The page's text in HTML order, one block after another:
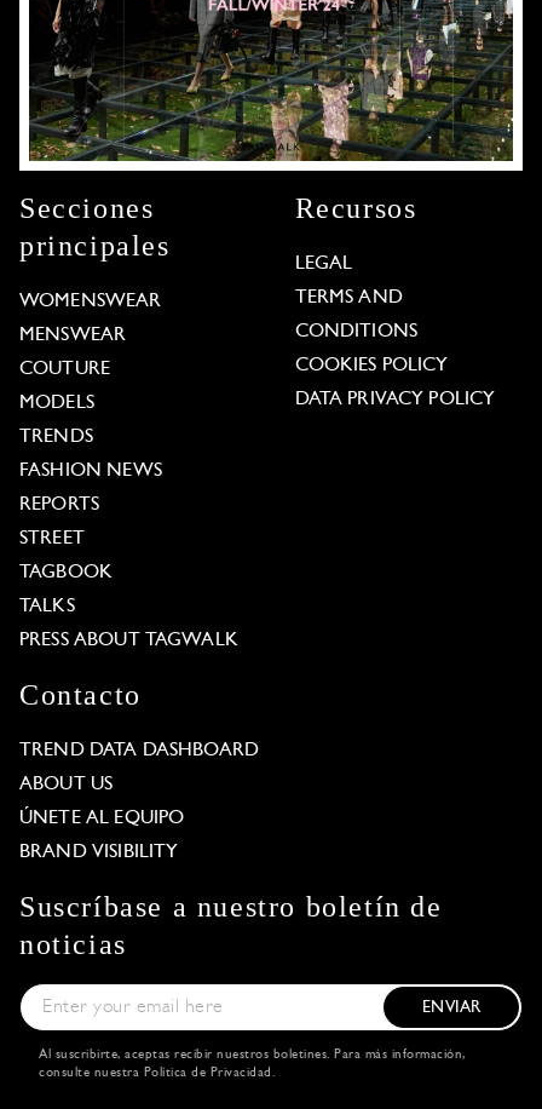
Secciones
principales
WOMENSWEAR
MENSWEAR
COUTURE
MODELS
TRENDS
FASHION NEWS
REPORTS
STREET
TAGBOOK
TALKS
PRESS ABOUT TAGWALK
Recursos
LEGAL
TERMS AND
CONDITIONS
COOKIES POLICY
DATA PRIVACY POLICY
Contacto
TREND DATA DASHBOARD
ABOUT US
ÚNETE AL EQUIPO
BRAND VISIBILITY
Suscríbase a nuestro boletín de
noticias
ENVIAR
Al suscribirte, aceptas recibir nuestros boletines. Para más información,
consulte nuestra Política de Privacidad .